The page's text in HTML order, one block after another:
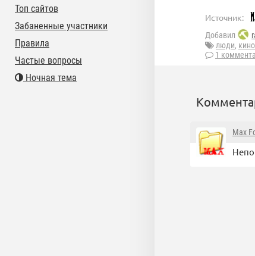
Источник:
Добавил
люди,
1
Max
Топ сайтов
Забаненные участники
Правила
Частые вопросы
Ночная тема